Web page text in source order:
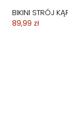
BIKINI STRÓJ
89,99 zł